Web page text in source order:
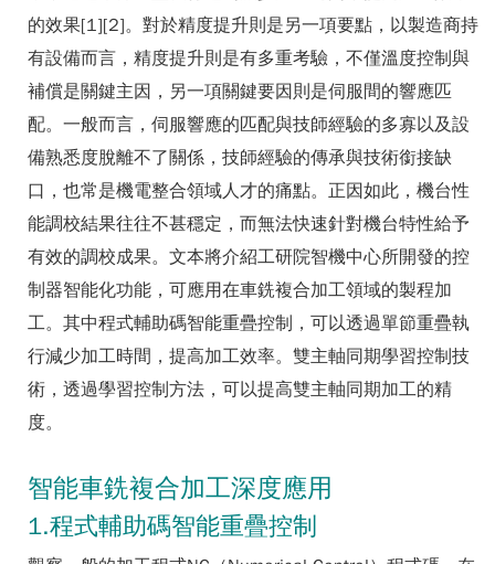
的效果[1][2]。對於精度提升則是另一項要點，以製造商持
有設備而言，精度提升則是有多重考驗，不僅溫度控制與
補償是關鍵主因，另一項關鍵要因則是伺服間的響應匹
配。一般而言，伺服響應的匹配與技師經驗的多寡以及設
備熟悉度脫離不了關係，技師經驗的傳承與技術銜接缺
口，也常是機電整合領域人才的痛點。正因如此，機台性
能調校結果往往不甚穩定，而無法快速針對機台特性給予
有效的調校成果。文本將介紹工研院智機中心所開發的控
制器智能化功能，可應用在車銑複合加工領域的製程加
工。其中程式輔助碼智能重疊控制，可以透過單節重疊執
行減少加工時間，提高加工效率。雙主軸同期學習控制技
術，透過學習控制方法，可以提高雙主軸同期加工的精
度。
智能車銑複合加工深度應用
1.程式輔助碼智能重疊控制